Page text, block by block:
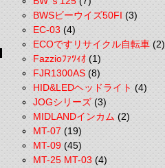
BWSビーウイズ50FI(3)
EC-03(4)
ECOですリサイクル自転車(2)
Fazzioﾌｧﾂｨｵ(1)
FJR1300AS(8)
HID&LEDヘッドライト(4)
JOGシリーズ(3)
MIDLANDインカム(2)
MT-07(19)
MT-09 (45)
MT-25 MT-03(4)